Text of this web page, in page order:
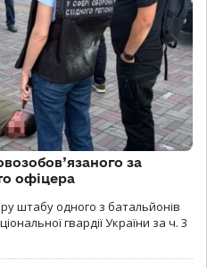
за
офіцера
штабу одного з батальйонів
гвардії України за ч. 3